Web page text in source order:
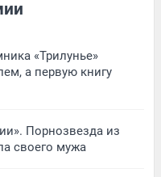
«Трилунье»
а первую книгу
Порнозвезда из
своего мужа